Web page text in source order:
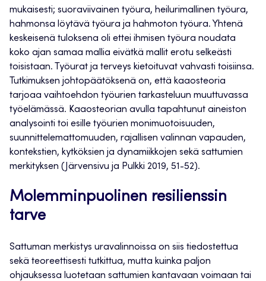
mukaisesti; suoraviivainen työura, heilurimallinen työura,
hahmonsa löytävä työura ja hahmoton työura. Yhtenä
keskeisenä tuloksena oli ettei ihmisen työura noudata
koko ajan samaa mallia eivätkä mallit erotu selkeästi
toisistaan. Työurat ja terveys kietoituvat vahvasti toisiinsa.
Tutkimuksen johtopäätöksenä on, että kaaosteoria
tarjoaa vaihtoehdon työurien tarkasteluun muuttuvassa
työelämässä. Kaaosteorian avulla tapahtunut aineiston
analysointi toi esille työurien monimuotoisuuden,
suunnittelemattomuuden, rajallisen valinnan vapauden,
kontekstien, kytköksien ja dynamiikkojen sekä sattumien
merkityksen (Järvensivu ja Pulkki 2019, 51-52).
Molemminpuolinen resilienssin
tarve
Sattuman merkistys uravalinnoissa on siis tiedostettua
sekä teoreettisesti tutkittua, mutta kuinka paljon
ohjauksessa luotetaan sattumien kantavaan voimaan tai